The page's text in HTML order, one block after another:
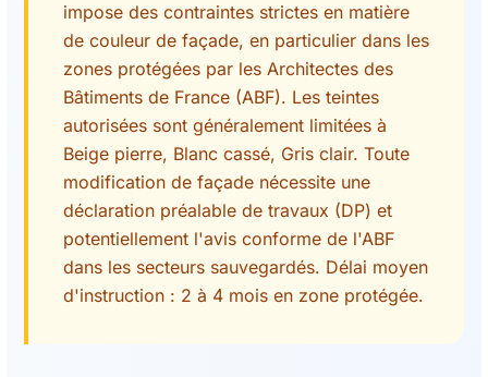
impose des contraintes strictes en matière
de couleur de façade, en particulier dans les
zones protégées par les Architectes des
Bâtiments de France (ABF). Les teintes
autorisées sont généralement limitées à
Beige pierre, Blanc cassé, Gris clair. Toute
modification de façade nécessite une
déclaration préalable de travaux (DP) et
potentiellement l'avis conforme de l'ABF
dans les secteurs sauvegardés. Délai moyen
d'instruction : 2 à 4 mois en zone protégée.